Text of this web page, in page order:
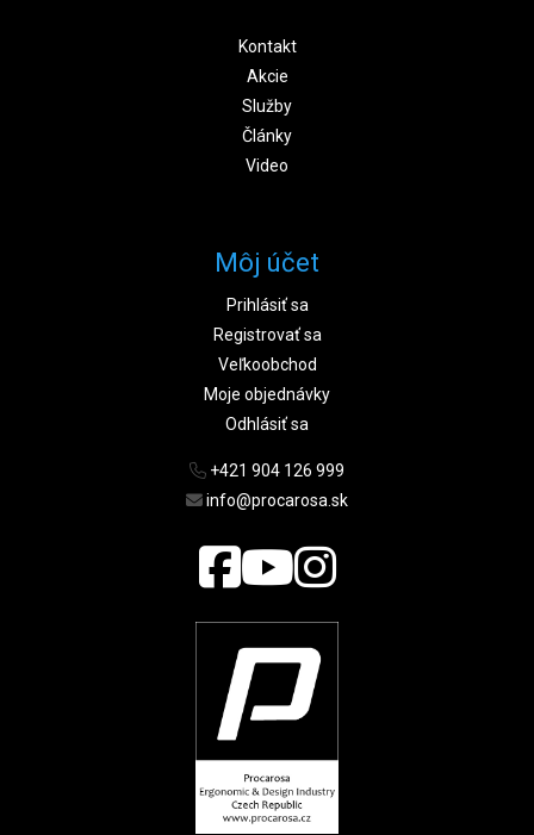
Kontakt
Akcie
Služby
Články
Video
Môj účet
Prihlásiť sa
Registrovať sa
Veľkoobchod
Moje objednávky
Odhlásiť sa
+421 904 126 999
info@procarosa.sk